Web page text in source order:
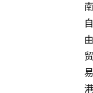
南
自
由
贸
易
港